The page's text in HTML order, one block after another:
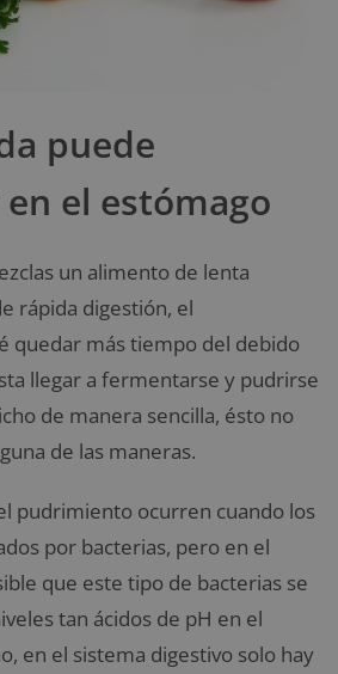
puede
el estómago
un alimento de lenta
rápida digestión, el
quedar más tiempo del debido
llegar a fermentarse y pudrirse
de manera sencilla, ésto no
de las maneras.
pudrimiento ocurren cuando los
por bacterias, pero en el
que este tipo de bacterias se
tan ácidos de pH en el
en el sistema digestivo solo hay